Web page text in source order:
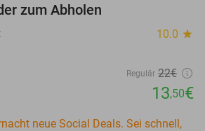
zum Abholen
10.0 star
Regulär 22€
13,50€
neue Social Deals. Sei schnell,